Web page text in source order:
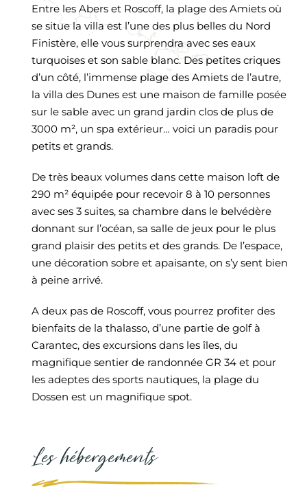
Entre les Abers et Roscoff, la plage des Amiets où
se situe la villa est l’une des plus belles du Nord
Finistère, elle vous surprendra avec ses eaux
turquoises et son sable blanc. Des petites criques
d’un côté, l’immense plage des Amiets de l’autre,
la villa des Dunes est une maison de famille posée
sur le sable avec un grand jardin clos de plus de
3000 m², un spa extérieur… voici un paradis pour
petits et grands.
De très beaux volumes dans cette maison loft de
290 m² équipée pour recevoir 8 à 10 personnes
avec ses 3 suites, sa chambre dans le belvédère
donnant sur l’océan, sa salle de jeux pour le plus
grand plaisir des petits et des grands. De l’espace,
une décoration sobre et apaisante, on s’y sent bien
à peine arrivé.
A deux pas de Roscoff, vous pourrez profiter des
bienfaits de la thalasso, d’une partie de golf à
Carantec, des excursions dans les îles, du
magnifique sentier de randonnée GR 34 et pour
les adeptes des sports nautiques, la plage du
Dossen est un magnifique spot.
Les hébergements